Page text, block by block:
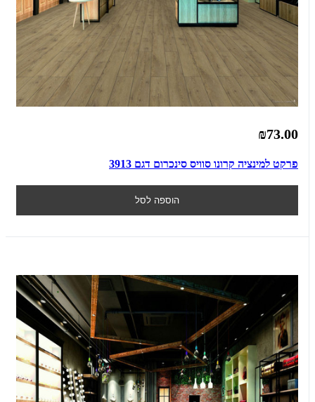
₪73.00
פרקט למינציה קרונו סוויס סינכרום דגם 3913
הוספה לסל